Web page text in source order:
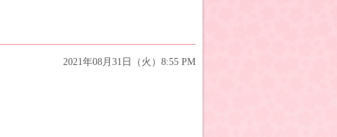
2021年08月31日（火）8:55 PM